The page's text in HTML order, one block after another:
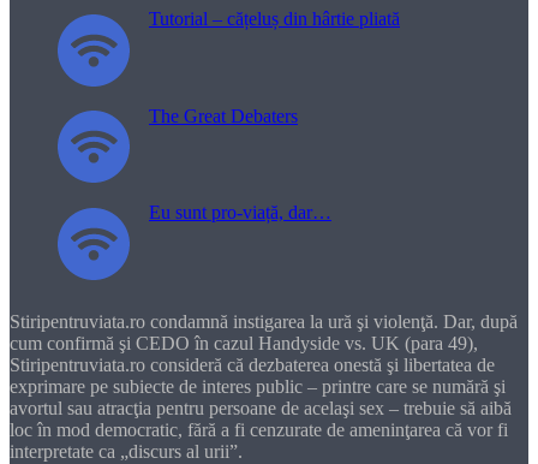
Tutorial – cățeluș din hârtie pliată
The Great Debaters
Eu sunt pro-viață, dar…
Stiripentruviata.ro condamnă instigarea la ură şi violenţă. Dar, după
cum confirmă şi CEDO în cazul Handyside vs. UK (para 49),
Stiripentruviata.ro consideră că dezbaterea onestă şi libertatea de
exprimare pe subiecte de interes public – printre care se numără şi
avortul sau atracţia pentru persoane de acelaşi sex – trebuie să aibă
loc în mod democratic, fără a fi cenzurate de ameninţarea că vor fi
interpretate ca „discurs al urii”.